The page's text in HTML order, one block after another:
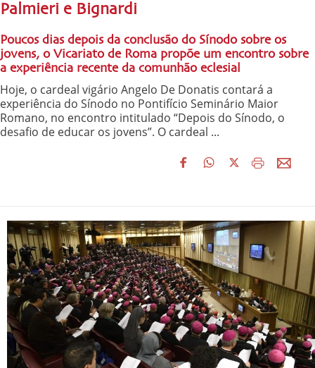
Palmieri e Bignardi
Poucos dias depois da conclusão do Sínodo sobre os
jovens, o Vicariato de Roma propõe um encontro sobre
a experiência recente da comunhão eclesial
Hoje, o cardeal vigário Angelo De Donatis contará a
experiência do Sínodo no Pontifício Seminário Maior
Romano, no encontro intitulado “Depois do Sínodo, o
desafio de educar os jovens”. O cardeal ...